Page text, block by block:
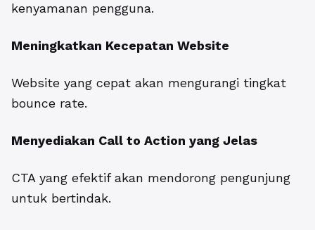
kenyamanan pengguna.
Meningkatkan Kecepatan Website
Website yang cepat akan mengurangi tingkat
bounce rate.
Menyediakan Call to Action yang Jelas
CTA yang efektif akan mendorong pengunjung
untuk bertindak.